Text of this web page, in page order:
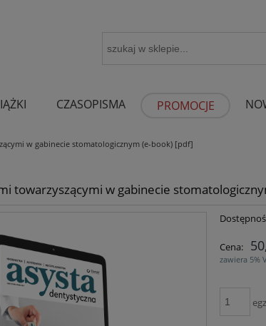
CZASOPISMA PROMOCJE
w gabinecie stomatologicznym (e-book) [pdf]
towarzyszącymi w gabinecie
Cena:
zawiera 5%